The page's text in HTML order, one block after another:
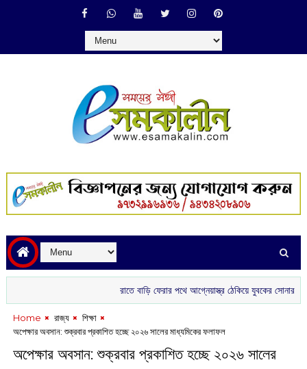
রাতে বাড়ি ফেরার পথে আগ্নেয়াস্ত্র ঠেকিয়ে যুবকের সোনার চেন ছিনতাই
Home ‌ রাজ্য
‌ শিক্ষা
অপেক্ষার অবসান: শুক্রবার প্রকাশিত হচ্ছে ২০২৬ সালের মাধ্যমিকের ফলাফল
অপেক্ষার অবসান: শুক্রবার প্রকাশিত হচ্ছে ২০২৬ সালের